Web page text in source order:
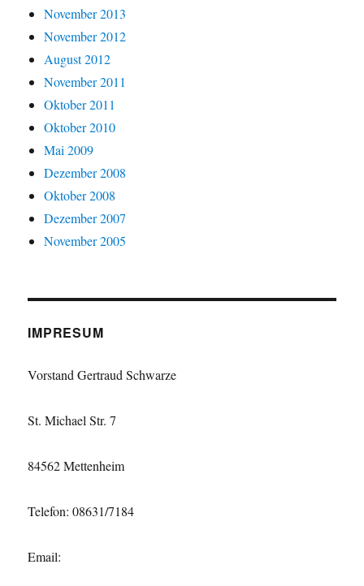
November 2013
November 2012
August 2012
November 2011
Oktober 2011
Oktober 2010
Mai 2009
Dezember 2008
Oktober 2008
Dezember 2007
November 2005
IMPRESUM
Vorstand Gertraud Schwarze
St. Michael Str. 7
84562 Mettenheim
Telefon: 08631/7184
Email: